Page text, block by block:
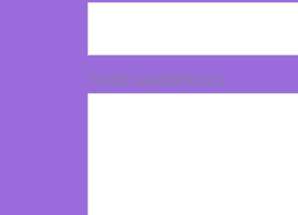
Treść wiadomości